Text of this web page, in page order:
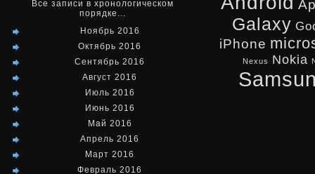
Все записи в хронологическом
порядке...
Ноябрь 2016
Октябрь 2016
Сентябрь 2016
Август 2016
Июль 2016
Июнь 2016
Май 2016
Апрель 2016
Март 2016
Февраль 2016
Galaxy
iPhone
Nexus Nokia